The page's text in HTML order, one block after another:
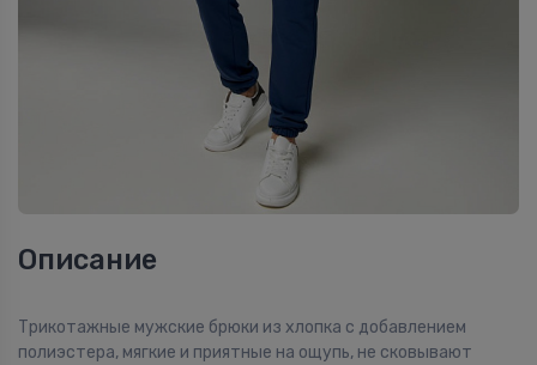
Описание
Трикотажные мужские брюки из хлопка с добавлением
полиэстера, мягкие и приятные на ощупь, не сковывают